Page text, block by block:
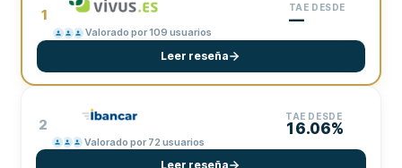
1
Valorado por 109 usuarios
TAE DESDE
—
Leer reseña
2
Valorado por 72 usuarios
TAE DESDE
16.06%
Leer reseña